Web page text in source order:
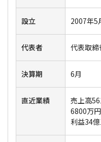
設立 2007年5
代表者 代表取締
決算期 6月
直近業績
売上高
6800万
利益34